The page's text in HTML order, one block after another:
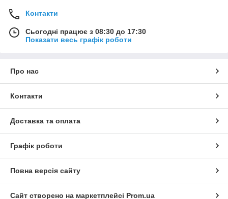
Контакти
Сьогодні працює з 08:30 до 17:30
Показати весь графік роботи
Про нас
Контакти
Доставка та оплата
Графік роботи
Повна версія сайту
Сайт створено на маркетплейсі Prom.ua